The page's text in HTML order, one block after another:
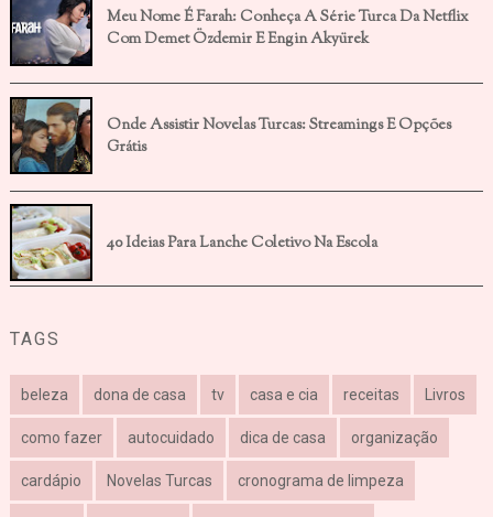
Meu Nome É Farah: Conheça A Série Turca Da Netflix
Com Demet Özdemir E Engin Akyürek
Onde Assistir Novelas Turcas: Streamings E Opções
Grátis
40 Ideias Para Lanche Coletivo Na Escola
TAGS
beleza dona de casa tv casa e cia receitas Livros
como fazer autocuidado dica de casa organização
cardápio Novelas Turcas cronograma de limpeza